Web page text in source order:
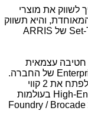
לשווק את מוצרי
והיא תשווק
של ARRIS
חטיבה עצמאית
של החברה.
לפתח את 2 קווי
High- בעולמות
Foundry / Brocade